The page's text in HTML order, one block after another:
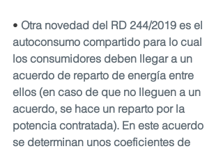
• Otra novedad del RD 244/2019 es el
autoconsumo compartido para lo cual
los consumidores deben llegar a un
acuerdo de reparto de energía entre
ellos (en caso de que no lleguen a un
acuerdo, se hace un reparto por la
potencia contratada). En este acuerdo
se determinan unos coeficientes de